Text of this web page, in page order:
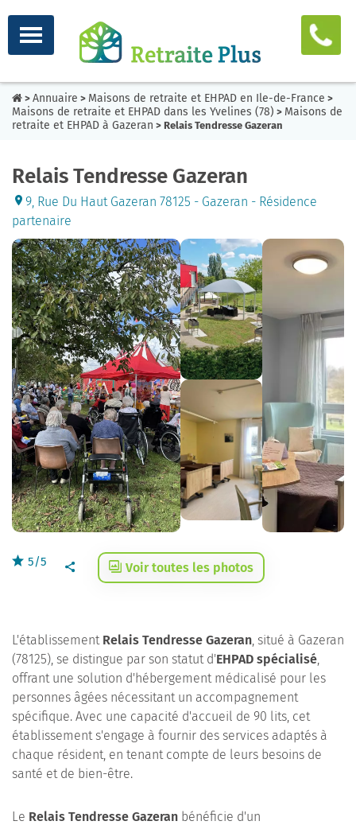
> Annuaire > Maisons de retraite et EHPAD en Ile-de-France >
Maisons de retraite et EHPAD dans les Yvelines (78) > Maisons de
retraite et EHPAD à Gazeran > Relais Tendresse Gazeran
Relais Tendresse Gazeran
9, Rue Du Haut Gazeran 78125 - Gazeran - Résidence
partenaire
5/5 Voir toutes les photos
L'établissement Relais Tendresse Gazeran, situé à Gazeran
(78125), se distingue par son statut d'EHPAD spécialisé,
offrant une solution d'hébergement médicalisé pour les
personnes âgées nécessitant un accompagnement
spécifique. Avec une capacité d'accueil de 90 lits, cet
établissement s'engage à fournir des services adaptés à
chaque résident, en tenant compte de leurs besoins de
santé et de bien-être.
Le Relais Tendresse Gazeran bénéficie d'un